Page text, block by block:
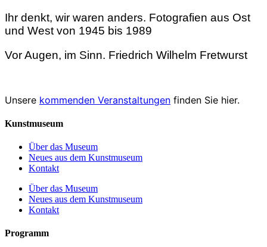
Ihr denkt, wir waren anders. Fotografien aus Ost
und West von 1945 bis 1989
Vor Augen, im Sinn. Friedrich Wilhelm Fretwurst
Unsere kommenden Veranstaltungen finden Sie hier.
Kunstmuseum
Über das Museum
Neues aus dem Kunstmuseum
Kontakt
Über das Museum
Neues aus dem Kunstmuseum
Kontakt
Programm